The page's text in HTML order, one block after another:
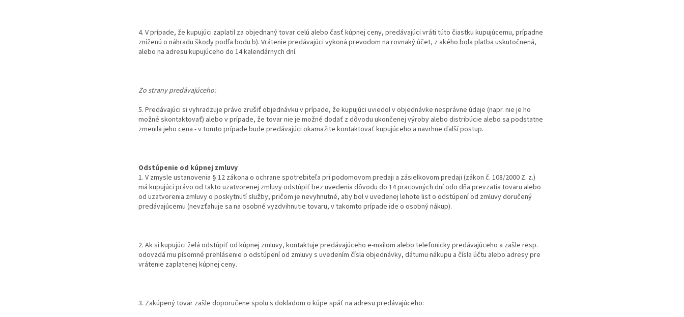
4. V prípade, že kupujúci zaplatil za objednaný tovar celú alebo časť kúpnej ceny, predávajúci vráti túto čiastku kupujúcemu, prípadne
zníženú o náhradu škody podľa bodu b). Vrátenie predávajúci vykoná prevodom na rovnaký účet, z akého bola platba uskutočnená,
alebo na adresu kupujúceho do 14 kalendárnych dní.
Zo strany predávajúceho:
5. Predávajúci si vyhradzuje právo zrušiť objednávku v prípade, že kupujúci uviedol v objednávke nesprávne údaje (napr. nie je ho
možné skontaktovať) alebo v prípade, že tovar nie je možné dodať z dôvodu ukončenej výroby alebo distribúcie alebo sa podstatne
zmenila jeho cena - v tomto prípade bude predávajúci okamažite kontaktovať kupujúceho a navrhne ďalší postup.
Odstúpenie od kúpnej zmluvy
1. V zmysle ustanovenia § 12 zákona o ochrane spotrebiteľa pri podomovom predaji a zásielkovom predaji (zákon č. 108/2000 Z. z.)
má kupujúci právo od takto uzatvorenej zmluvy odstúpiť bez uvedenia dôvodu do 14 pracovných dní odo dňa prevzatia tovaru alebo
od uzatvorenia zmluvy o poskytnutí služby, pričom je nevyhnutné, aby bol v uvedenej lehote list o odstúpení od zmluvy doručený
predávajúcemu (nevzťahuje sa na osobné vyzdvihnutie tovaru, v takomto prípade ide o osobný nákup).
2. Ak si kupujúci želá odstúpiť od kúpnej zmluvy, kontaktuje predávajúceho e-mailom alebo telefonicky predávajúceho a zašle resp.
odovzdá mu písomné prehlásenie o odstúpení od zmluvy s uvedením čísla objednávky, dátumu nákupu a čísla účtu alebo adresy pre
vrátenie zaplatenej kúpnej ceny.
3. Zakúpený tovar zašle doporučene spolu s dokladom o kúpe späť na adresu predávajúceho: